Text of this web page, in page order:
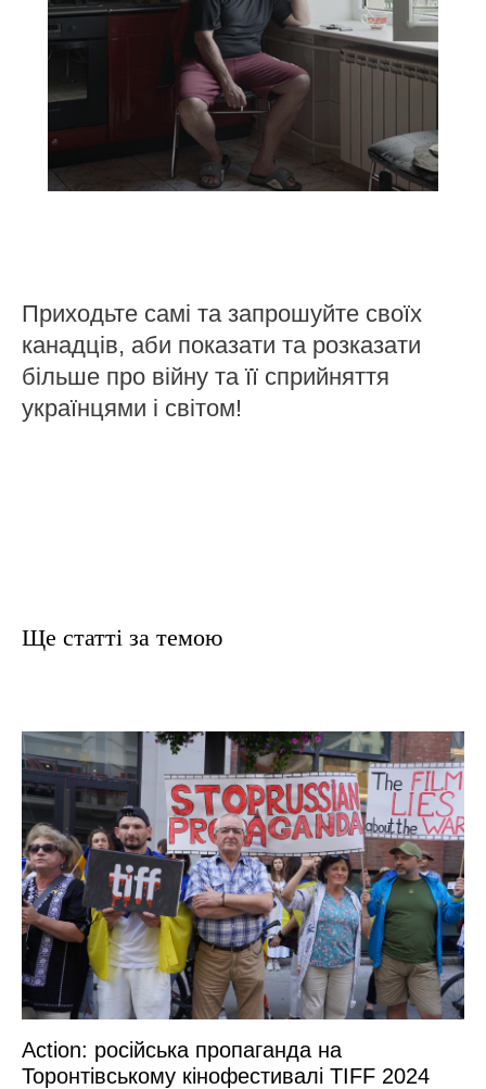
Приходьте самі та запрошуйте своїх
канадців, аби показати та розказати
більше про війну та її сприйняття
українцями і світом!
Ще статтi за темою
Action: російська пропаганда на
Торонтівському кінофестивалі TIFF 2024